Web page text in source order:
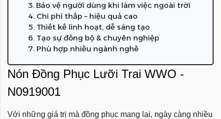
3. Bảo vệ người dùng khi làm việc ngoài trời
4. Chi phí thấp – hiệu quả cao
5. Thiết kế linh hoạt, dễ sáng tạo
6. Tạo sự đồng bộ & chuyên nghiệp
7. Phù hợp nhiều ngành nghề
Nón Đồng Phục Lưỡi Trai WWO -
N0919001
Với những giá trị mà đồng phục mang lại, ngày càng nhiều